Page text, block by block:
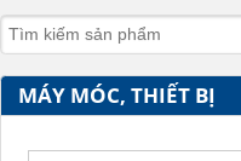
MÁY MÓC, THIẾT BỊ